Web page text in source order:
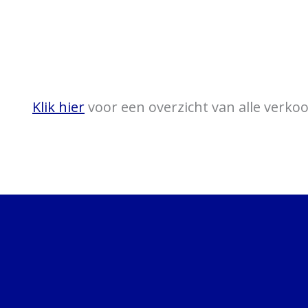
Klik hiervoor een overzicht van alle